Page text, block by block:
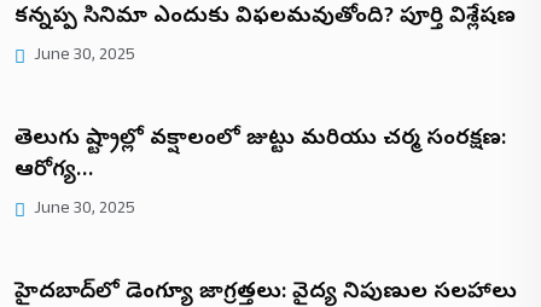
కన్నప్ప సినిమా ఎందుకు విఫలమవుతోంది? పూర్తి విశ్లేషణ
June 30, 2025
తెలుగు రాష్ట్రాల్లో వర్షాకాలంలో జుట్టు మరియు చర్మ సంరక్షణ:
ఆరోగ్య…
June 30, 2025
హైదరాబాద్‌లో డెంగ్యూ జాగ్రత్తలు: వైద్య నిపుణుల సలహాలు